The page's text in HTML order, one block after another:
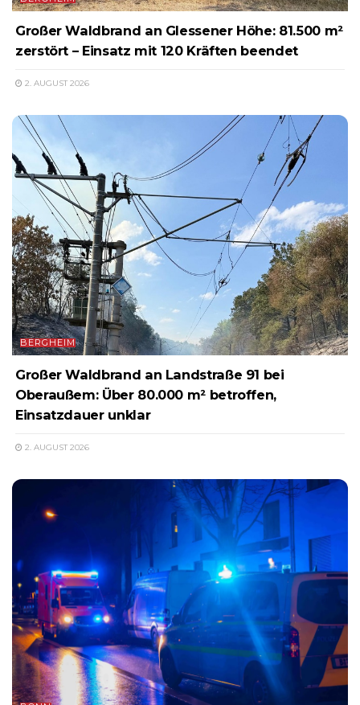
Großer Waldbrand an Glessener Höhe: 81.500 m²
zerstört – Einsatz mit 120 Kräften beendet
2. AUGUST 2026
BERGHEIM
Großer Waldbrand an Landstraße 91 bei
Oberaußem: Über 80.000 m² betroffen,
Einsatzdauer unklar
2. AUGUST 2026